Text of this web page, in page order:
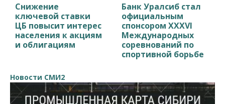
Снижение
ключевой ставки
ЦБ повысит интерес
населения к акциям
и облигациям
Банк Уралсиб стал
официальным
спонсором XXXVI
Международных
соревнований по
спортивной борьбе
Новости СМИ2